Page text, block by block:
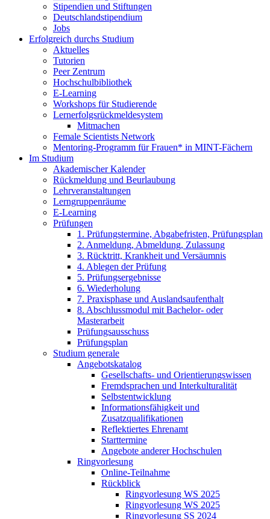
Stipendien und Stiftungen
Deutschlandstipendium
Jobs
Erfolgreich durchs Studium
Aktuelles
Tutorien
Peer Zentrum
Hochschulbibliothek
E-Learning
Workshops für Studierende
Lernerfolgsrückmeldesystem
Mitmachen
Female Scientists Network
Mentoring-Programm für Frauen* in MINT-Fächern
Im Studium
Akademischer Kalender
Rückmeldung und Beurlaubung
Lehrveranstaltungen
Lerngruppenräume
E-Learning
Prüfungen
1. Prüfungstermine, Abgabefristen, Prüfungsplan
2. Anmeldung, Abmeldung, Zulassung
3. Rücktritt, Krankheit und Versäumnis
4. Ablegen der Prüfung
5. Prüfungsergebnisse
6. Wiederholung
7. Praxisphase und Auslandsaufenthalt
8. Abschlussmodul mit Bachelor- oder
Masterarbeit
Prüfungsausschuss
Prüfungsplan
Studium generale
Angebotskatalog
Gesellschafts- und Orientierungswissen
Fremdsprachen und Interkulturalität
Selbstentwicklung
Informationsfähigkeit und
Zusatzqualifikationen
Reflektiertes Ehrenamt
Starttermine
Angebote anderer Hochschulen
Ringvorlesung
Online-Teilnahme
Rückblick
Ringvorlesung WS 2025
Ringvorlesung WS 2025
Ringvorlesung SS 2024